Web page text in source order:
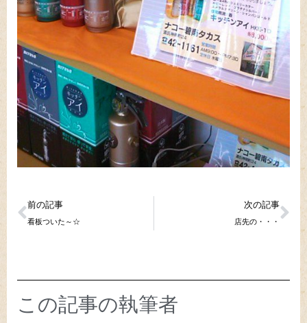
前の記事
看板ついた～☆
次の記事
店先の・・・
この記事の執筆者